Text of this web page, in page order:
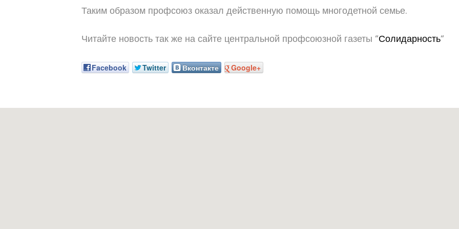
Таким образом профсоюз оказал действенную помощь многодетной семье.
Читайте новость так же на сайте центральной профсоюзной газеты “Солидарность“
Facebook Twitter Вконтакте Google+